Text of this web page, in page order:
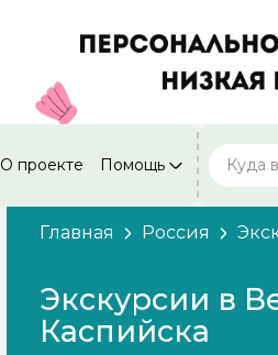
О проекте Помощь
Россия
Главная Россия
Экскурсии в
Каспийска